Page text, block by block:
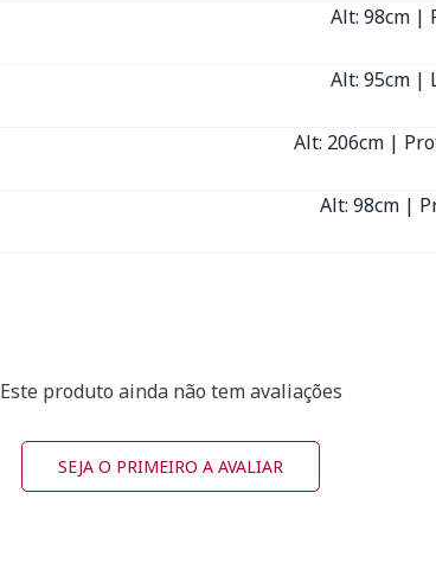
Alt: 98cm |
Alt: 95cm |
Alt: 206cm |
Alt: 98cm |
Este produto ainda não tem avaliações
SEJA O PRIMEIRO A AVALIAR